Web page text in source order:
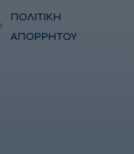
ΠΟΛΙΤΙΚΗ
ΑΠΟΡΡΗΤΟΥ